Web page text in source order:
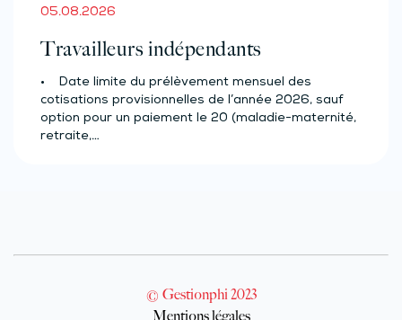
05.08.2026
Travailleurs indépendants
• Date limite du prélèvement mensuel des
cotisations provisionnelles de l’année 2026, sauf
option pour un paiement le 20 (maladie-maternité,
retraite,…
© Gestionphi 2023
Mentions légales